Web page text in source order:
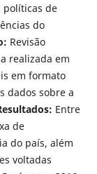
políticas de
do
Revisão
realizada em
em formato
dados sobre a
Entre
de
do país, além
voltadas